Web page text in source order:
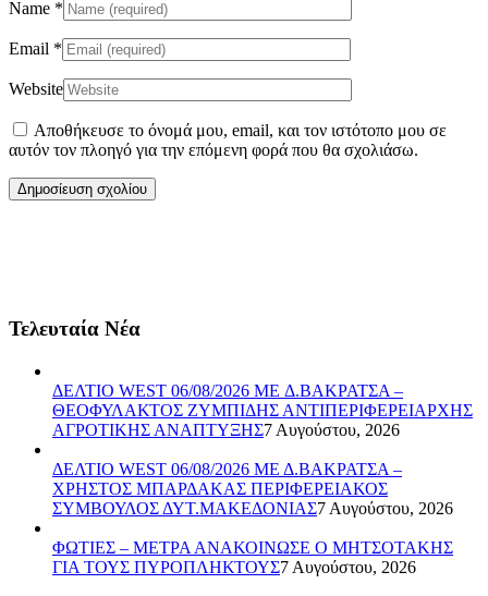
Name *
Email *
Website
Αποθήκευσε το όνομά μου, email, και τον ιστότοπο μου σε
αυτόν τον πλοηγό για την επόμενη φορά που θα σχολιάσω.
Τελευταία Νέα
ΔΕΛΤΙΟ WEST 06/08/2026 ME Δ.ΒΑΚΡΑΤΣΑ –
ΘΕΟΦΥΛΑΚΤΟΣ ΖΥΜΠΙΔΗΣ ΑΝΤΙΠΕΡΙΦΕΡΕΙΑΡΧΗΣ
ΑΓΡΟΤΙΚΗΣ ΑΝΑΠΤΥΞΗΣ7 Αυγούστου, 2026
ΔΕΛΤΙΟ WEST 06/08/2026 ΜΕ Δ.ΒΑΚΡΑΤΣΑ –
ΧΡΗΣΤΟΣ ΜΠΑΡΔΑΚΑΣ ΠΕΡΙΦΕΡΕΙΑΚΟΣ
ΣΥΜΒΟΥΛΟΣ ΔΥΤ.ΜΑΚΕΔΟΝΙΑΣ7 Αυγούστου, 2026
ΦΩΤΙΕΣ – ΜΕΤΡΑ ΑΝΑΚΟΙΝΩΣΕ Ο ΜΗΤΣΟΤΑΚΗΣ
ΓΙΑ ΤΟΥΣ ΠΥΡΟΠΛΗΚΤΟΥΣ7 Αυγούστου, 2026